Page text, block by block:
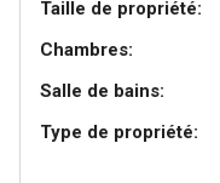
Taille de propriété:
Chambres:
Salle de bains:
Type de propriété: